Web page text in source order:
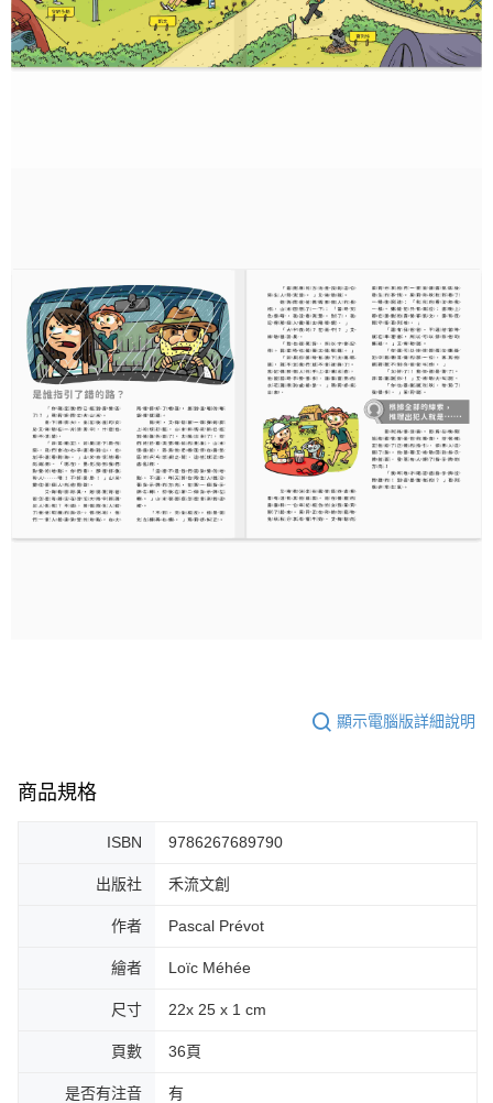
顯示電腦版詳細說明
商品規格
ISBN 9786267689790
出版社 禾流文創
作者 Pascal Prévot
繪者 Loïc Méhée
尺寸 22x 25 x 1 cm
頁數 36頁
是否有注音 有